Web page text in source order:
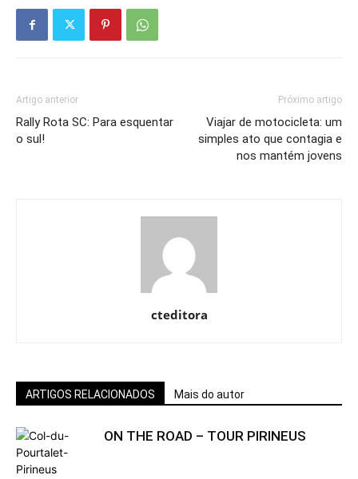
Artigo anterior
Rally Rota SC: Para esquentar
o sul!
Próximo artigo
Viajar de motocicleta: um
simples ato que contagia e
nos mantém jovens
cteditora
ARTIGOS RELACIONADOS Mais do autor
ON THE ROAD – TOUR PIRINEUS